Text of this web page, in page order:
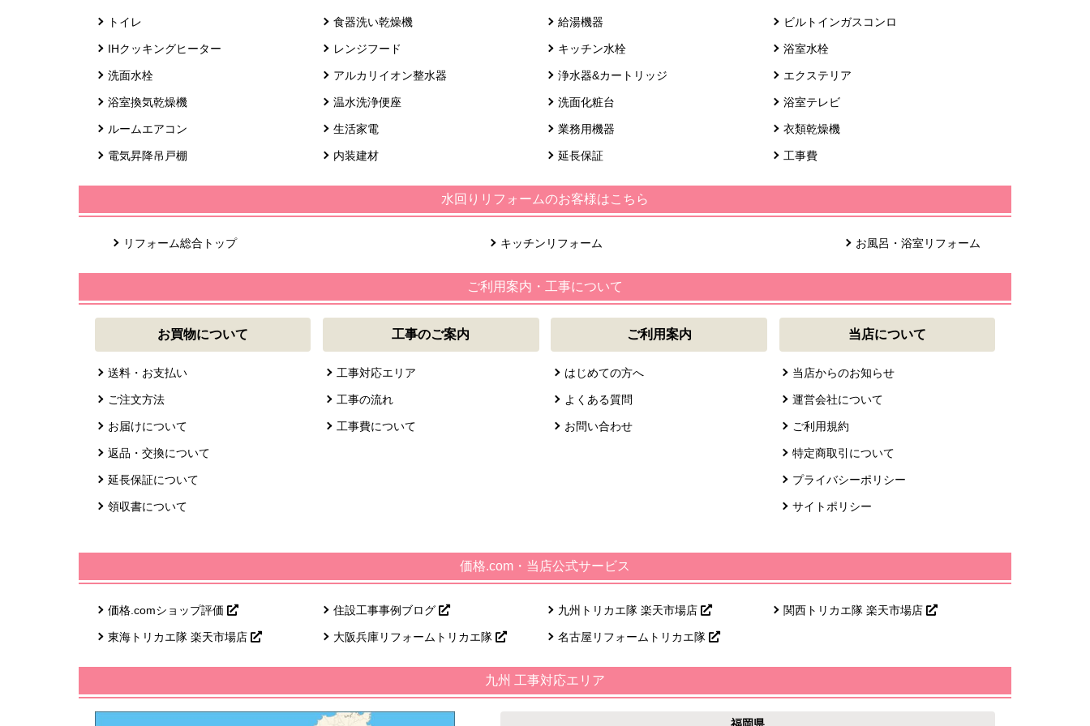
トイレ 食器洗い乾燥機 給湯機器 ビルトインガスコンロ
IHクッキングヒーター レンジフード キッチン水栓 浴室水栓
洗面水栓 アルカリイオン整水器 浄水器&カートリッジ エクステリア
浴室換気乾燥機 温水洗浄便座 洗面化粧台 浴室テレビ
ルームエアコン 生活家電 業務用機器 衣類乾燥機
電気昇降吊戸棚 内装建材 延長保証 工事費
水回りリフォームのお客様はこちら
リフォーム総合トップ キッチンリフォーム お風呂・浴室リフォーム
ご利用案内・工事について
お買物について
送料・お支払い
ご注文方法
お届けについて
返品・交換について
延長保証について
領収書について
工事のご案内
工事対応エリア
工事の流れ
工事費について
ご利用案内
はじめての方へ
よくある質問
お問い合わせ
当店について
当店からのお知らせ
運営会社について
ご利用規約
特定商取引について
プライバシーポリシー
サイトポリシー
価格.com・当店公式サービス
価格.comショップ評価 住設工事事例ブログ 九州トリカエ隊 楽天市場店 関西トリカエ隊 楽天市場店
東海トリカエ隊 楽天市場店 大阪兵庫リフォームトリカエ隊 名古屋リフォームトリカエ隊
九州 工事対応エリア